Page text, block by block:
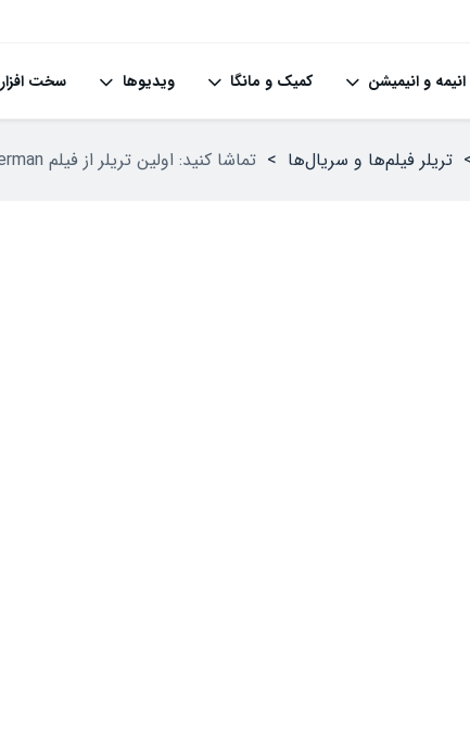
انیمه و انیمیشن کمیک و مانگا ویدیوها سخت افزار
تریلر فیلم‌ها و سریال‌ها > تماشا کنید: اولین تریلر از فیلم Superman جیمزگان